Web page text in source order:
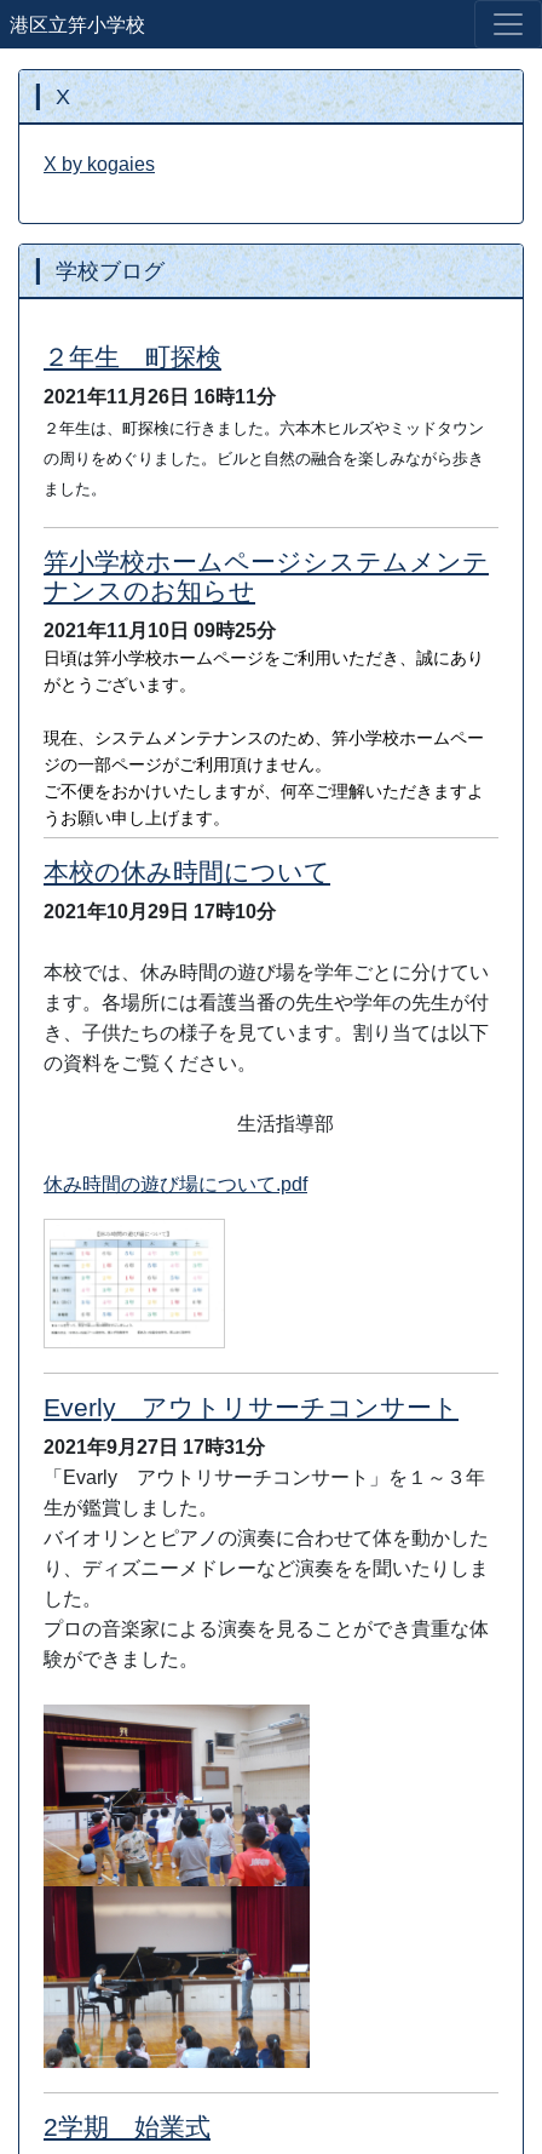
港区立笄小学校
X
X by kogaies
学校ブログ
２年生 町探検
2021年11月26日 16時11分
２年生は、町探検に行きました。六本木ヒルズやミッドタウン
の周りをめぐりました。ビルと自然の融合を楽しみながら歩き
ました。
笄小学校ホームページシステムメンテ
ナンスのお知らせ
2021年11月10日 09時25分
日頃は笄小学校ホームページをご利用いただき、誠にあり
がとうございます。
現在、システムメンテナンスのため、笄小学校ホームペー
ジの一部ページがご利用頂けません。
ご不便をおかけいたしますが、何卒ご理解いただきますよ
うお願い申し上げます。
本校の休み時間について
2021年10月29日 17時10分
本校では、休み時間の遊び場を学年ごとに分けてい
ます。各場所には看護当番の先生や学年の先生が付
き、子供たちの様子を見ています。割り当ては以下
の資料をご覧ください。
生活指導部
休み時間の遊び場について.pdf
Everly アウトリサーチコンサート
2021年9月27日 17時31分
「Evarly アウトリサーチコンサート」を１～３年
生が鑑賞しました。
バイオリンとピアノの演奏に合わせて体を動かした
り、ディズニーメドレーなど演奏をを聞いたりしま
した。
プロの音楽家による演奏を見ることができ貴重な体
験ができました。
2学期 始業式